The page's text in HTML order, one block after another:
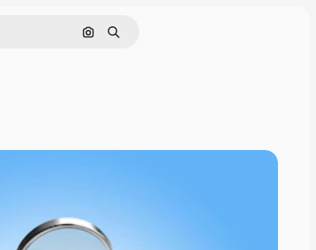
Nach Bild suchen
Suchen